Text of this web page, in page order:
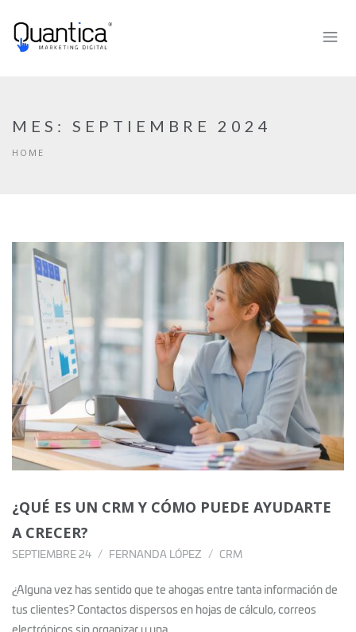
MES: SEPTIEMBRE 2024
HOME
¿QUÉ ES UN CRM Y CÓMO PUEDE AYUDARTE
A CRECER?
SEPTIEMBRE 24 FERNANDA LÓPEZ CRM
¿Alguna vez has sentido que te ahogas entre tanta información de
tus clientes? Contactos dispersos en hojas de cálculo, correos